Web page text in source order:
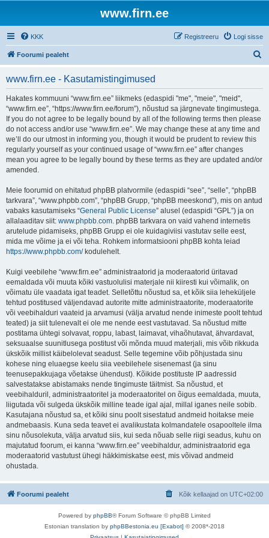
www.firn.ee
KKK Logi sisse
Registreeru
Foorumi pealeht
www.firn.ee - Kasutamistingimused
Hakates kommuuni “www.firn.ee” liikmeks (edaspidi "me", "meie", "meid",
“www.firn.ee”, “https://www.firn.ee/forum”), nõustud sa järgnevate tingimustega.
If you do not agree to be legally bound by all of the following terms then please
do not access and/or use “www.firn.ee”. We may change these at any time and
we’ll do our utmost in informing you, though it would be prudent to review this
regularly yourself as your continued usage of “www.firn.ee” after changes
mean you agree to be legally bound by these terms as they are updated and/or
amended.
Meie foorumid on ehitatud phpBB platvormile (edaspidi “see”, “selle”, “phpBB
tarkvara”, “www.phpbb.com”, “phpBB Grupp, “phpBB meeskond”), mis on antud
vabaks kasutamiseks “General Public License” alusel (edaspidi “GPL”) ja on
allalaaditav siit: www.phpbb.com. phpBB tarkvara on vaid vahend internetis
arutelude pidamiseks, phpBB Grupp ei ole kuidagiviisi vastutav selle eest,
mida me võime ja ei või teha. Rohkem informatsiooni phpBB kohta leiad
https://www.phpbb.com/kodulehelt.
Kuigi veebilehe “www.firn.ee” administraatorid ja moderaatorid üritavad
eemaldada või muuta kõiki vastuolulisi materjale nii kiiresti kui võimalik, on
võimatu üle vaadata igat teadet. Selletõttu nõustud sa, et kõik siia leheküljele
tehtud postitused väljendavad autorite mitte administraatorite, moderaatorite
või veebihalduri vaateid ja arvamusi (välja arvatud nende inimeste poolt tehtud
teated) ja siit tulenevalt ei ole me nende eest vastutavad. Sa nõustud mitte
postitama ühtegi solvavat, roppu, labast, laimavat, vihaõhutavat, ähvardavat,
seksuaalse suunitlusega postitust või mõnda muud materjali, mis võib rikkuda
ükskõik millist käibelolevat seadust. Selle tegemine võib põhjustada sinu
kohese ning eluaegse keelu siia veebilehele sisenemast (ja sinu
teenusepakkujaga võetakse ühendust). Kõikide postituste IP aadressid
salvestatakse abistamaks nende tingimuste täitmist. Sa nõustud, et
veebihalduril, administraatoritel ja moderaatoritel on õigus eemaldada, muuta,
liigutada või sulgeda ükskõik milline teade igal ajal, millal iganes neile sobib.
Kasutajana nõustud sa, et kõiki sinu poolt sisestatud andmeid hoitakse meie
andmebaasis. Kuna seda teavet ei avalikustata kolmandatele osapooltele ilma
sinu nõusolekuta, välja arvatud siis, kui seda nõuab selle riigi seadus, kuhu on
majutatud foorum, ei kanna “www.firn.ee” veebihaldur, administraatorid ega
moderaatorid vastutust ühegi häkkimiskatse eest, mis võivad andmeid
ohustada.
Foorumi pealeht Kõik kellaajad on UTC+02:00
Powered by phpBB® Forum Software © phpBB Limited
Estonian translation by phpBBestonia.eu [Exabot] © 2008*-2018